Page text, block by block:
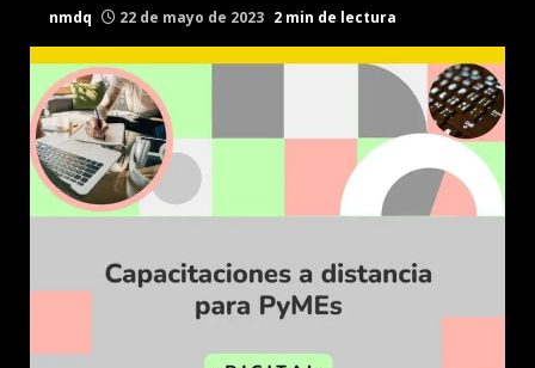
nmdq 22 de mayo de 2023 2 min de lectura